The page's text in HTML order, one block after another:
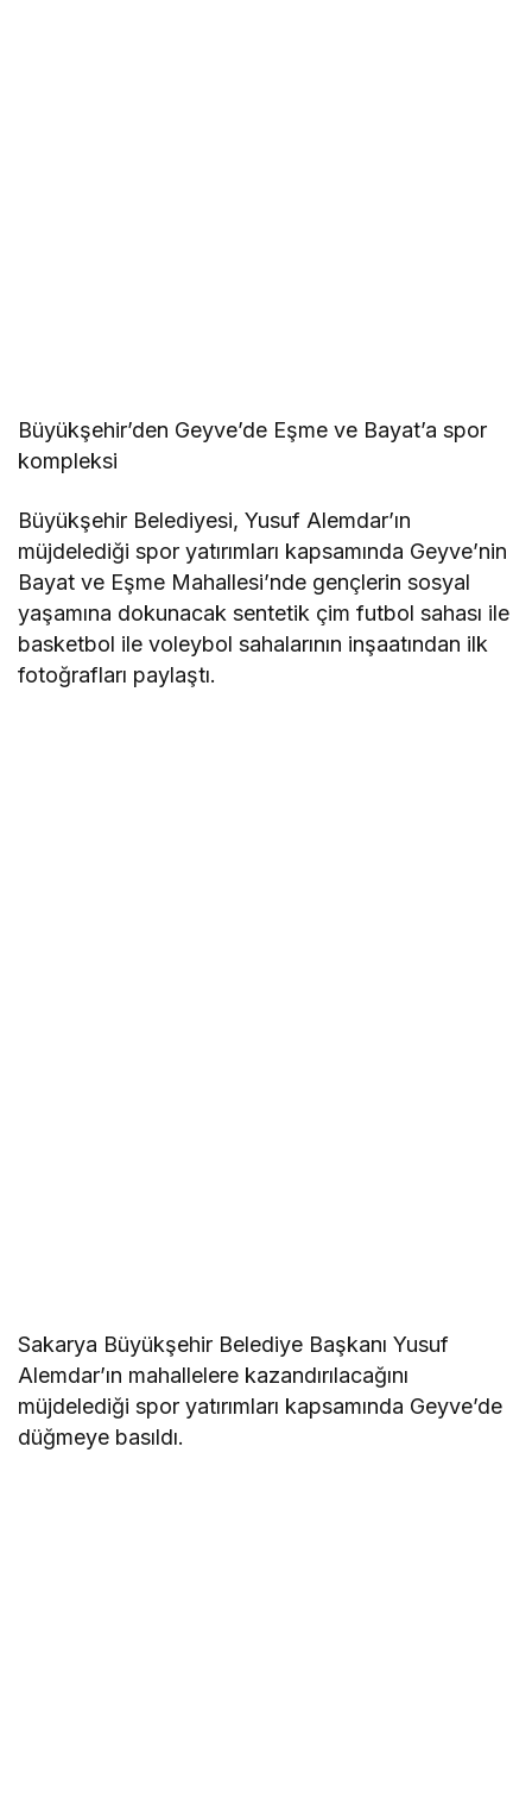
Büyükşehir’den Geyve’de Eşme ve Bayat’a spor
kompleksi
Büyükşehir Belediyesi, Yusuf Alemdar’ın
müjdelediği spor yatırımları kapsamında Geyve’nin
Bayat ve Eşme Mahallesi’nde gençlerin sosyal
yaşamına dokunacak sentetik çim futbol sahası ile
basketbol ile voleybol sahalarının inşaatından ilk
fotoğrafları paylaştı.
Sakarya Büyükşehir Belediye Başkanı Yusuf
Alemdar’ın mahallelere kazandırılacağını
müjdelediği spor yatırımları kapsamında Geyve’de
düğmeye basıldı.